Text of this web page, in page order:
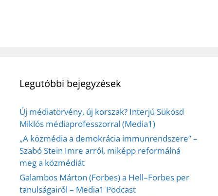
Legutóbbi bejegyzések
Új médiatörvény, új korszak? Interjú Sükösd
Miklós médiaprofesszorral (Media1)
„A közmédia a demokrácia immunrendszere” –
Szabó Stein Imre arról, miképp reformálná
meg a közmédiát
Galambos Márton (Forbes) a Hell–Forbes per
tanulságairól – Media1 Podcast